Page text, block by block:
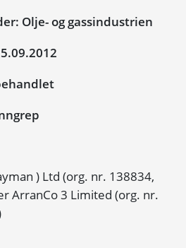
Olje- og gassindustrien
) Ltd (org. nr. 138834,
ArranCo 3 Limited (org. nr.